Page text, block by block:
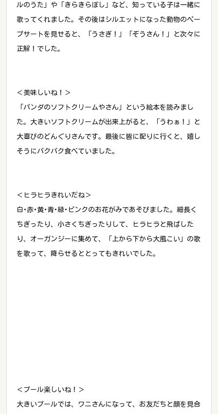
ルのうた」や「きらきらぼし」など、知っている子は一緒に
歌ってくれました。その後はシルエットになった動物のペー
プサートを見せると、「うさぎ！」「ぞうさん！」と次々に
正解！でした。
＜美味しいね！＞
「パンダのソフトクリームやさん」という絵本を読みまし
た。大きいソフトクリームが出来上がると、「うわぁ！」と
大喜びのどんぐりさんです。最後に皆に配りに行くと、嬉し
そうにパクパク食べていました。
＜ヒラヒラきれいだね＞
白･赤･黄･青･緑･ピンクのお花がみであそびました。細長く
ちぎったり、小さくちぎったりして、ヒラヒラと飛ばした
り、オーガンジーに集めて、「上から下から大風こい」の歌
を歌って、降らせるととってもきれいでした。
＜プール楽しいね！＞
大きいプールでは、ワニさんになって、お友だちと顔を見合